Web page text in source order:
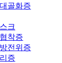
골화증
크
착증
전위증
증